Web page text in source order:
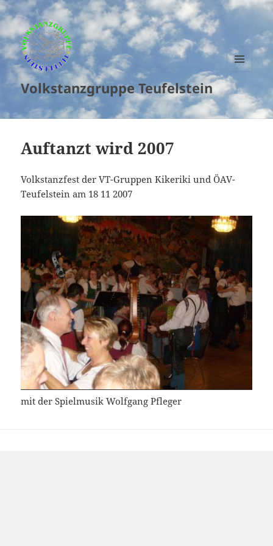
Volkstanzgruppe Teufelstein
MENU
AND
WIDGETS
Auftanzt wird 2007
Volkstanzfest der VT-Gruppen Kikeriki und ÖAV-
Teufelstein am 18 11 2007
mit der Spielmusik Wolfgang Pfleger